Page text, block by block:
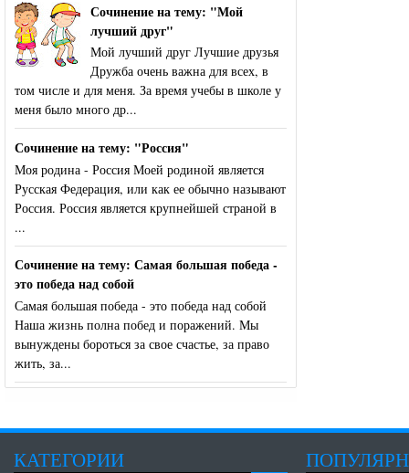
Сочинение на тему: "Мой
лучший друг"
Мой лучший друг Лучшие друзья
Дружба очень важна для всех, в
том числе и для меня. За время учебы в школе у
меня было много др...
Сочинение на тему: "Россия"
Моя родина - Россия Моей родиной является
Русская Федерация, или как ее обычно называют
Россия. Россия является крупнейшей страной в
...
Сочинение на тему: Самая большая победа -
это победа над собой
Самая большая победа - это победа над собой
Наша жизнь полна побед и поражений. Мы
вынуждены бороться за свое счастье, за право
жить, за...
КАТЕГОРИИ